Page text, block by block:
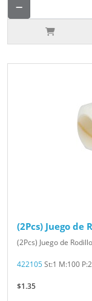
(2Pcs) Juego de
(2Pcs) Juego de
422105St:1 M:100
$1.35